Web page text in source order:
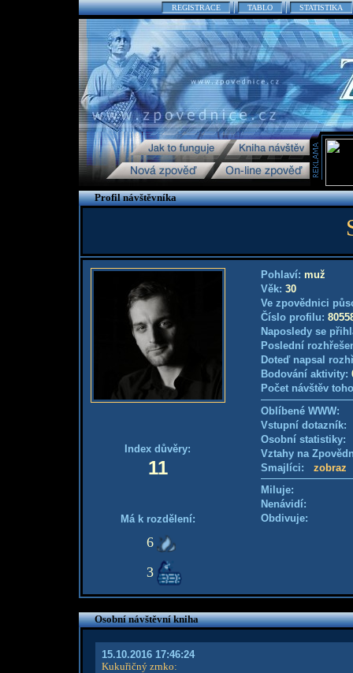
REGISTRACE TABLO STATISTIKA
Profil návštěvníka
Index důvěry:
11
Má k rozdělení:
6
3
Pohlaví: muž
Věk: 30
Ve zpovědnici
Číslo profilu:
Naposledy se
Poslední
Doteď napsal
Bodování aktivity:
Počet návštěv
Oblíbené WWW:
Vstupní
Osobní
Vztahy na
Smajlíci: zobraz
Miluje:
Nenávidí:
Obdivuje:
Osobní návštěvní kniha
15.10.2016 17:46:24
Kukuřičný zrnko: